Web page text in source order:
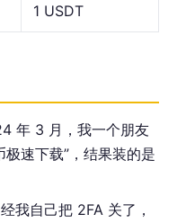
1 USDT
年 3 月，我一个朋友
速下载”，结果装的是
我自己把 2FA 关了，